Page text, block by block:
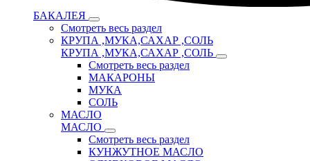
БАКАЛЕЯ
Смотреть весь раздел
КРУПА ,МУКА,САХАР ,СОЛЬ
КРУПА ,МУКА,САХАР ,СОЛЬ
Смотреть весь раздел
МАКАРОНЫ
МУКА
СОЛЬ
МАСЛО
МАСЛО
Смотреть весь раздел
КУНЖУТНОЕ МАСЛО